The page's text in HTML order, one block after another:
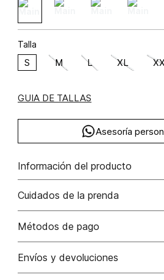
Talla
S M L XL
GUIA DE TALLAS
Asesoría
Información del producto
rayón 73% elastano 4% poliamida 23%
rayón/rayon23.00% poliamida/
elastano/elastane
Cuidados de la prenda
Lavar a mano por separado / no
No usar lejia
Métodos de pago
Tarjetas de crédito: Visa, Dinners,
Envíos y devoluciones